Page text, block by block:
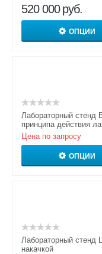
520 000 руб.
ОПЦИИ
Лабораторный стенд
принципа действия
Цена по запросу
ОПЦИИ
Лабораторный стенд
накачкой